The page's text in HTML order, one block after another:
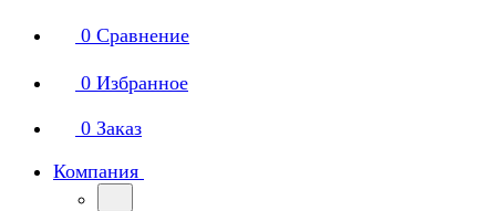
0 Сравнение
0 Избранное
0 Заказ
Компания